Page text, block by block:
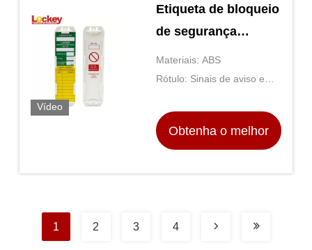
Vídeo
Etiqueta de bloqueio
de segurança
Scafftag Holders
Sinais de aviso em
Materiais: ABS
Rótulo: Sinais de aviso em
Obtenha o melhor
1 2 3 4